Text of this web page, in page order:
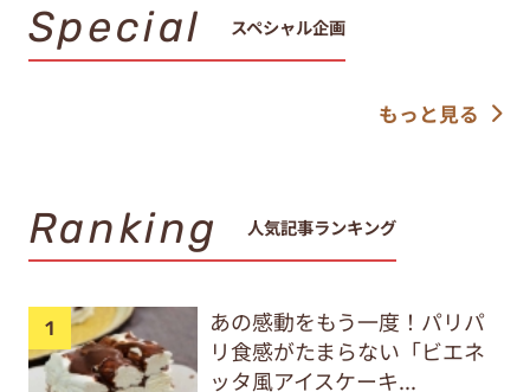
Special スペシャル企画
もっと見る
Ranking 人気記事ランキング
あの感動をもう一度！パリパ
リ食感がたまらない「ビエネ
ッタ風アイスケーキ...